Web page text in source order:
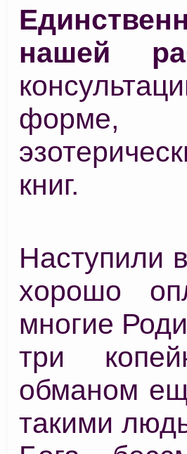
нашей
форме,
книг.
Наступили
хорошо
многие
три
обманом
такими